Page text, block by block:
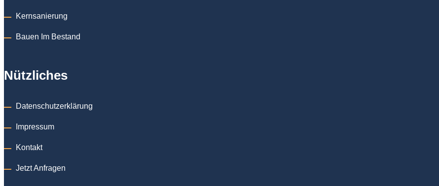
Kernsanierung
Bauen Im Bestand
Nützliches
Datenschutzerklärung
Impressum
Kontakt
Jetzt Anfragen